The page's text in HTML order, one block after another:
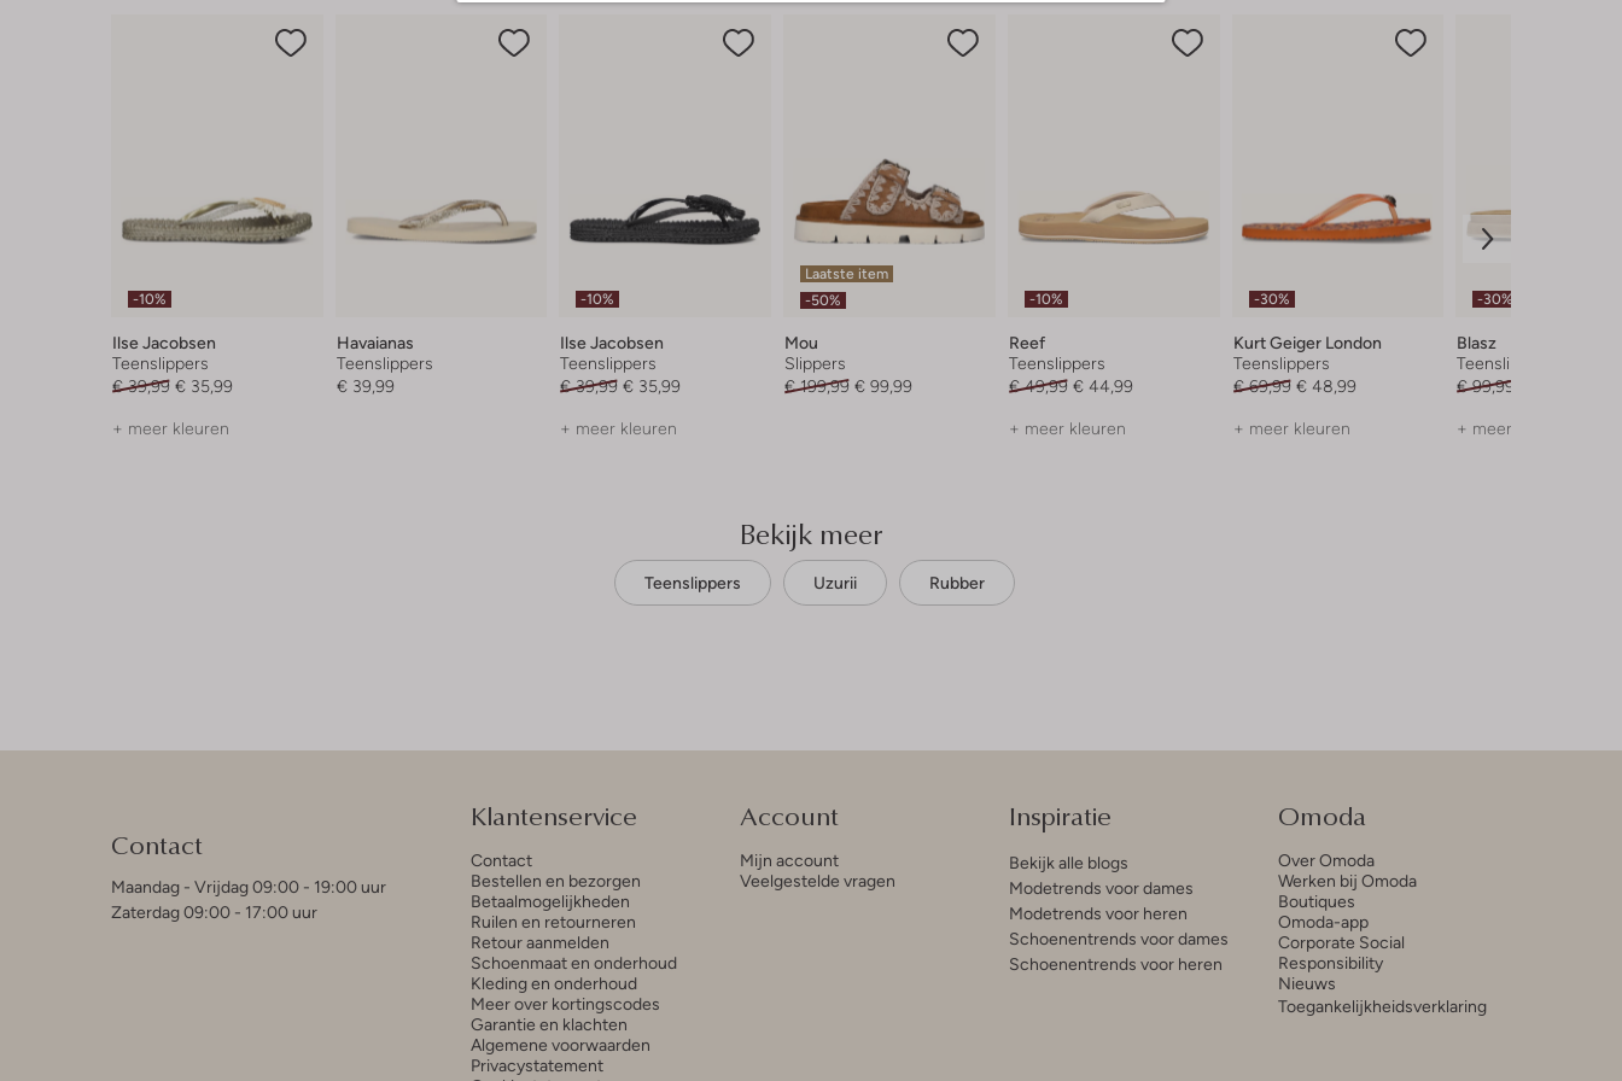
-10%
Ilse Jacobsen
Teenslippers
€ 39,99 € 35,99
+ meer kleuren
Havaianas
Teenslippers
€ 39,99
-10%
Ilse Jacobsen
Teenslippers
€ 39,99 € 35,99
+ meer kleuren
Laatste item
-50%
Mou
Slippers
€ 199,99 € 99,99
-10%
Reef
Teenslippers
€ 49,99 € 44,99
+ meer kleuren
-30%
Kurt Geiger London
Teenslippers
€ 69,99 € 48,99
+ meer kleuren
-30%
Blasz
Teenslippers
€ 99,99
+ meer kleuren
Bekijk meer
Teenslippers Uzurii Rubber
Contact
Maandag - Vrijdag 09:00 - 19:00 uur
Zaterdag 09:00 - 17:00 uur
Klantenservice
Contact
Bestellen en bezorgen
Betaalmogelijkheden
Ruilen en retourneren
Retour aanmelden
Schoenmaat en onderhoud
Kleding en onderhoud
Meer over kortingscodes
Garantie en klachten
Algemene voorwaarden
Privacystatement
Account
Mijn account
Veelgestelde vragen
Inspiratie
Bekijk alle blogs
Modetrends voor dames
Modetrends voor heren
Schoenentrends voor dames
Schoenentrends voor heren
Omoda
Over Omoda
Werken bij Omoda
Boutiques
Omoda-app
Corporate Social
Responsibility
Nieuws
Toegankelijkheidsverklaring